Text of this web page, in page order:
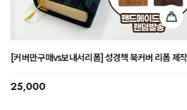
커플 석고 미니/빅베어 커스텀 방향제 트위드 밀키화
오픈할인이벤트중